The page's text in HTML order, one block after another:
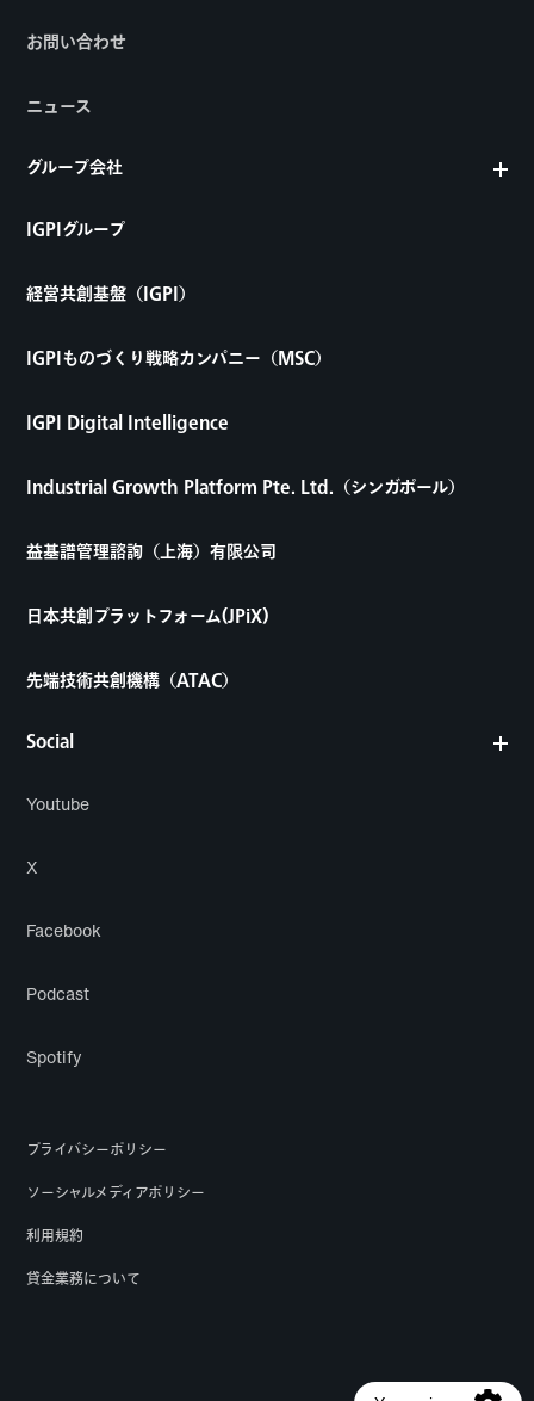
Social
Youtube
X
Facebook
Podcast
Spotify
お問い合わせ
ニュース
グループ会社
IGPIグループ
経営共創基盤（IGPI）
IGPIものづくり戦略カンパニー（MSC）
IGPI Digital Intelligence
Industrial Growth Platform Pte. Ltd.（シンガポール）
益基譜管理諮詢（上海）有限公司
日本共創プラットフォーム(JPiX)
先端技術共創機構（ATAC）
プライバシーポリシー
ソーシャルメディアポリシー
利用規約
貸金業務について